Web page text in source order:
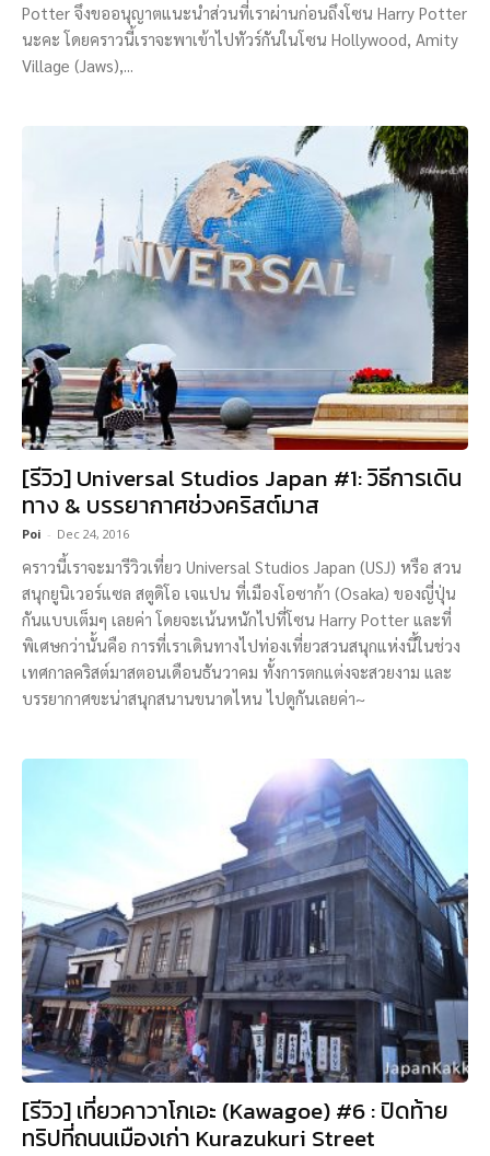
Potter จึงขออนุญาตแนะนำส่วนที่เราผ่านก่อนถึงโซน Harry Potter
นะคะ โดยคราวนี้เราจะพาเข้าไปทัวร์กันในโซน Hollywood, Amity
Village (Jaws),...
[รีวิว] Universal Studios Japan #1: วิธีการเดิน
ทาง & บรรยากาศช่วงคริสต์มาส
Poi - Dec 24, 2016
คราวนี้เราจะมารีวิวเที่ยว Universal Studios Japan (USJ) หรือ สวน
สนุกยูนิเวอร์แซล สตูดิโอ เจแปน ที่เมืองโอซาก้า (Osaka) ของญี่ปุ่น
กันแบบเต็มๆ เลยค่า โดยจะเน้นหนักไปที่โซน Harry Potter และที่
พิเศษกว่านั้นคือ การที่เราเดินทางไปท่องเที่ยวสวนสนุกแห่งนี้ในช่วง
เทศกาลคริสต์มาสตอนเดือนธันวาคม ทั้งการตกแต่งจะสวยงาม และ
บรรยากาศขะน่าสนุกสนานขนาดไหน ไปดูกันเลยค่า~
[รีวิว] เที่ยวคาวาโกเอะ (Kawagoe) #6 : ปิดท้าย
ทริปที่ถนนเมืองเก่า Kurazukuri Street